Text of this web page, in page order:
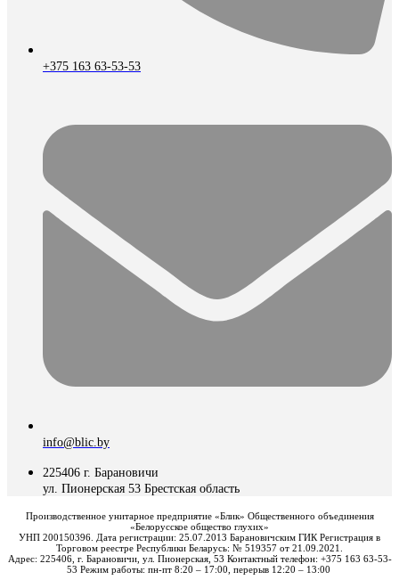
+375 163 63-53-53
info@blic.by
225406 г. Барановичи
ул. Пионерская 53 Брестская область
Производственное унитарное предприятие «Блик» Общественного объединения
«Белорусское общество глухих»
УНП 200150396. Дата регистрации: 25.07.2013 Барановичским ГИК Регистрация в
Торговом реестре Республики Беларусь: № 519357 от 21.09.2021.
Адрес: 225406, г. Барановичи, ул. Пионерская, 53 Контактный телефон: +375 163 63-53-
53 Режим работы: пн-пт 8:20 – 17:00, перерыв 12:20 – 13:00